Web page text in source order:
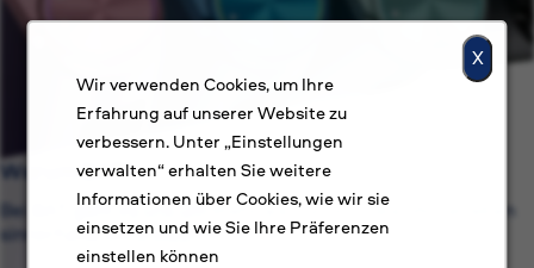
X
Wir verwenden Cookies, um Ihre
Erfahrung auf unserer Website zu
verbessern. Unter „Einstellungen
verwalten“ erhalten Sie weitere
Informationen über Cookies, wie wir sie
einsetzen und wie Sie Ihre Präferenzen
einstellen können
Warum BAT?
Bei BAT geht es uns um mehr als nur um Jobs. Wir streben
sinnerfüllte Berufslaufbahnen an.